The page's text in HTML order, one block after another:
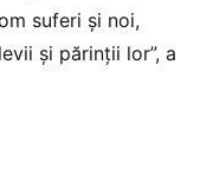
suferi și noi,
și părinții lor”, a